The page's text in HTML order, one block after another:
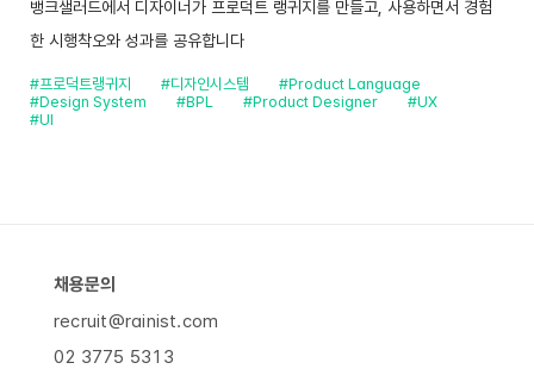
뱅크샐러드에서 디자이너가 프로덕트 랭귀지를 만들고, 사용하면서 경험
한 시행착오와 성과를 공유합니다
#프로덕트랭귀지 #디자인시스템
#Product Language
#Design System
#BPL #Product Designer
#UX
#UI
채용문의
recruit@rainist.com
02 3775 5313